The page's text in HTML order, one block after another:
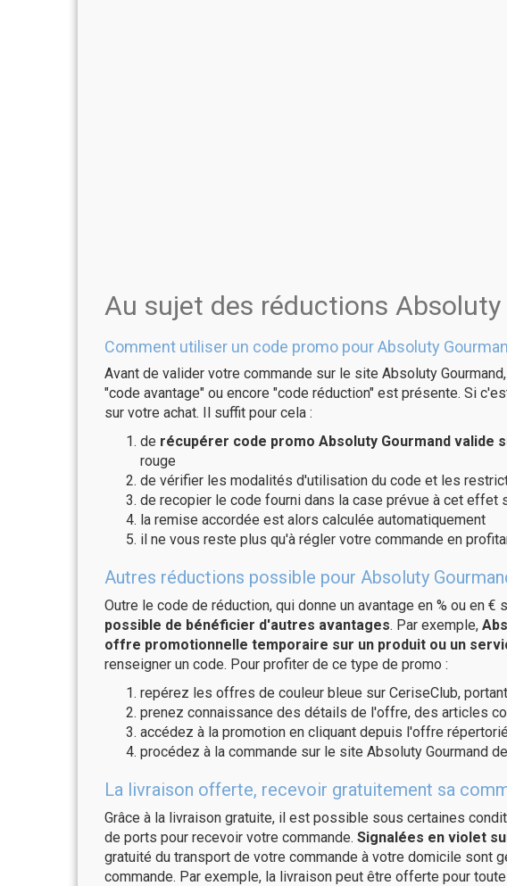
Au sujet des réductions Absoluty
Comment utiliser un code promo pour Absoluty
Avant de valider votre commande sur le site Absoluty
"code avantage" ou encore "code réduction" est présente. Si
sur votre achat. Il suffit pour cela :
de récupérer code promo Absoluty Gourmand valide
rouge
de vérifier les modalités d'utilisation du code et les
de recopier le code fourni dans la case prévue à cet effet
la remise accordée est alors calculée automatiquement
il ne vous reste plus qu'à régler votre commande en
Autres réductions possible pour Absoluty
Outre le code de réduction, qui donne un avantage en % ou en
possible de bénéficier d'autres avantages. Par exemple,
offre promotionnelle temporaire sur un produit ou un
renseigner un code. Pour profiter de ce type de promo :
repérez les offres de couleur bleue sur CeriseClub,
prenez connaissance des détails de l'offre, des articles
accédez à la promotion en cliquant depuis l'offre
procédez à la commande sur le site Absoluty Gourmand
La livraison offerte, recevoir gratuitement sa
Grâce à la livraison gratuite, il est possible sous certaines
de ports pour recevoir votre commande. Signalées en violet
gratuité du transport de votre commande à votre domicile sont
commande. Par exemple, la livraison peut être offerte pour